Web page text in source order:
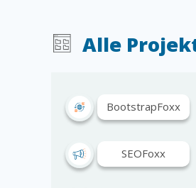
Alle
BootstrapFoxx
SEOFoxx